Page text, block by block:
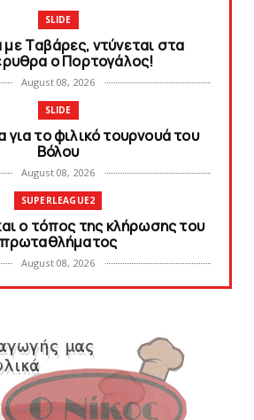
SLIDE
Tαβάρες, ντύνεται στα
ο Πορτογάλος!
August 08, 2026
SLIDE
για το φιλικό τουρνουά του
Bόλου
August 08, 2026
SUPERLEAGUE2
ο τόπος της κλήρωσης του
πρωταθλήματος
August 08, 2026
KARA TALKS
August 07, 2026
KARA TALKS
Talks»: LIVE 21:00
August 07, 2026